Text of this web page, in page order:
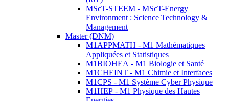
MScT-STEEM - MScT-Energy
Environment : Science Technology &
Management
Master (DNM)
M1APPMATH - M1 Mathématiques
Appliquées et Statistiques
M1BIOHEA - M1 Biologie et Santé
M1CHEINT - M1 Chimie et Interfaces
M1CPS - M1 Système Cyber Physique
M1HEP - M1 Physique des Hautes